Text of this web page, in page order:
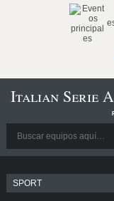
Italian Serie